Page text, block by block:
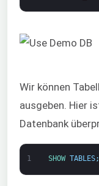
Wir können
ausgeben. Hier
Datenbank
1 SHOW TABLES;